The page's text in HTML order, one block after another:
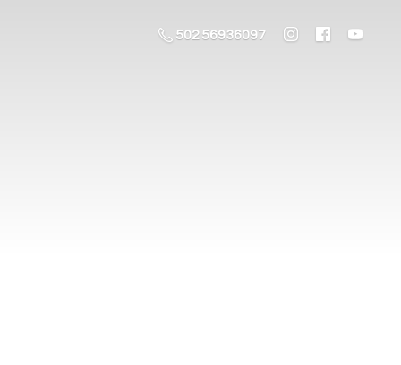
502 56936097